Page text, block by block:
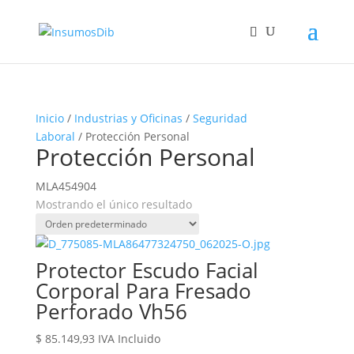
Inicio/ Industrias y Oficinas / Seguridad
Laboral / Protección Personal
Protección Personal
MLA454904
Mostrando el único resultado
Protector Escudo Facial
Corporal Para Fresado
Perforado Vh56
$ 85.149,93 IVA Incluido